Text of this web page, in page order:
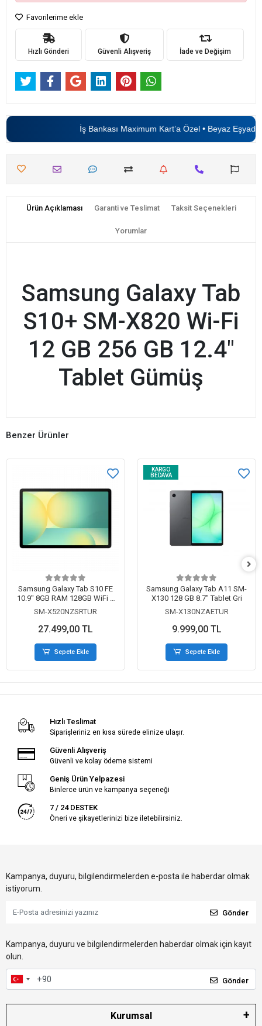
Favorilerime ekle
Hızlı Gönderi Güvenli Alışveriş İade ve Değişim
İş Bankası Maximum Kart’a Özel • Beyaz Eşyada
Ürün Açıklaması Garanti ve Teslimat Taksit Seçenekleri
Yorumlar
Samsung Galaxy Tab
S10+ SM-X820 Wi-Fi
12 GB 256 GB 12.4"
Tablet Gümüş
Benzer Ürünler
Samsung Galaxy Tab S10 FE
10.9'' 8GB RAM 128GB WiFi S
Pen'li Tablet - Gümüş (SM-
X520NZSRTUR)
SM-X520NZSRTUR
27.499,00 TL
Sepete Ekle
KARGO
BEDAVA
Samsung Galaxy Tab A11 SM-
X130 128 GB 8.7" Tablet Gri
SM-X130NZAETUR
9.999,00 TL
Sepete Ekle
Hızlı Teslimat
Siparişleriniz en kısa sürede elinize ulaşır.
Güvenli Alışveriş
Güvenli ve kolay ödeme sistemi
Geniş Ürün Yelpazesi
Binlerce ürün ve kampanya seçeneği
7 / 24 DESTEK
Öneri ve şikayetlerinizi bize iletebilirsiniz.
Kampanya, duyuru, bilgilendirmelerden e-posta ile haberdar olmak
istiyorum.
Gönder
Kampanya, duyuru ve bilgilendirmelerden haberdar olmak için kayıt
olun.
Gönder
Kurumsal